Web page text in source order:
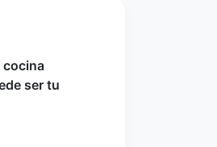
cocina
ser tu